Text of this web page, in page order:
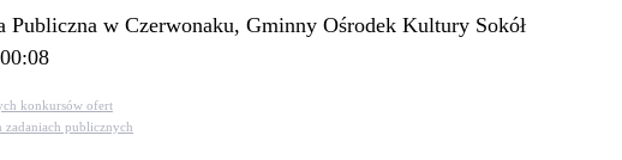
konkursów ofert
publicznych
w Czerwonaku, Gminny Ośrodek Kultury Sokół